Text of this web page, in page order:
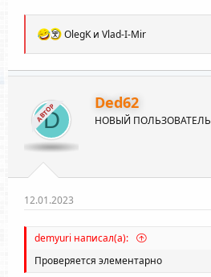
Р
а
к
и
OlegKи Vlad-I-Mir
АВТОР
D
Ded62
НОВЫЙ ПОЛЬЗОВАТЕЛЬ
12.01.2023
demyuri написал(а):
Проверяется элементарно